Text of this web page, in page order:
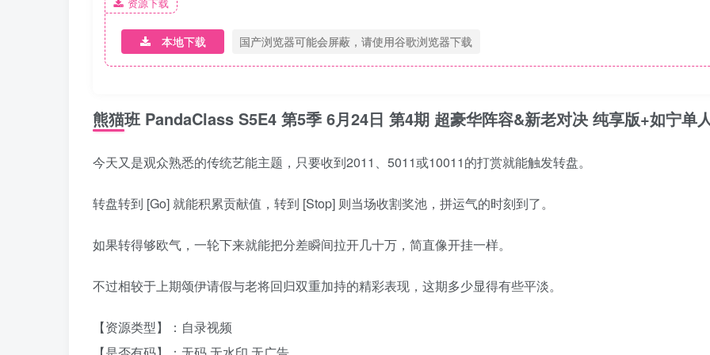
本地下载 国产浏览器可能会屏蔽，请使用谷歌浏览器下载
熊猫班 PandaClass S5E4 第5季 6月24日 第4期 超豪华阵容&新老对决 纯享版+如宁单
今天又是观众熟悉的传统艺能主题，只要收到2011、5011或10011的打赏就能触发转盘。
转盘转到 [Go] 就能积累贡献值，转到 [Stop] 则当场收割奖池，拼运气的时刻到了。
如果转得够欧气，一轮下来就能把分差瞬间拉开几十万，简直像开挂一样。
不过相较于上期颂伊请假与老将回归双重加持的精彩表现，这期多少显得有些平淡。
【资源类型】：自录视频